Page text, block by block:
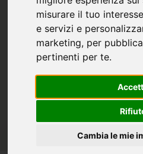
misurare il tuo
e servizi e
marketing, per
pertinenti per te.
Cambia le mie